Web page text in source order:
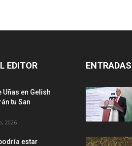
EDITOR
Uñas en Gelish
tu San
2026
estar